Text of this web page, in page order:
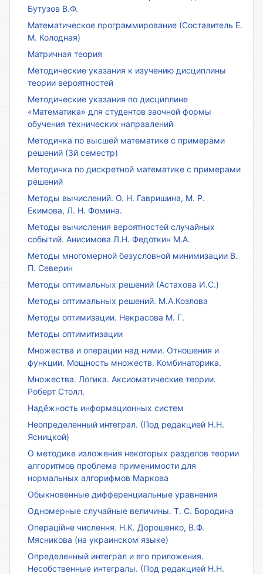
Бутузов В.Ф.
Математическое программирование (Составитель Е.
М. Колодная)
Матричная теория
Методические указания к изучению дисциплины
теории вероятностей
Методические указания по дисциплине
«Математика» для студентов заочной формы
обучения технических направлений
Методичка по высшей математике с примерами
решений (3й семестр)
Методичка по дискретной математике с примерами
решений
Методы вычислений. О. Н. Гавришина, М. Р.
Екимова, Л. Н. Фомина.
Методы вычисления вероятностей случайных
событий. Анисимова Л.Н. Федоткин М.А.
Методы многомерной безусловной минимизации В.
П. Северин
Методы оптимальных решений (Астахова И.С.)
Методы оптимальных решений. М.А.Козлова
Методы оптимизации. Некрасова М. Г.
Методы оптимитизации
Множества и операции над ними. Отношения и
функции. Мощность множеств. Комбинаторика.
Множества. Логика. Аксиоматические теории.
Роберт Столл.
Надёжность информационных систем
Неопределенный интеграл. (Под редакцией Н.Н.
Ясницкой)
О методике изложения некоторых разделов теории
алгоритмов проблема применимости для
нормальных алгорифмов Маркова
Обыкновенные дифференциальные уравнения
Одномерные случайные величины. Т. С. Бородина
Операційне числення. Н.К. Дорошенко, В.Ф.
Мясникова (на украинском языке)
Определенный интеграл и его приложения.
Несобственные интегралы. (Под редакцией Н.Н.